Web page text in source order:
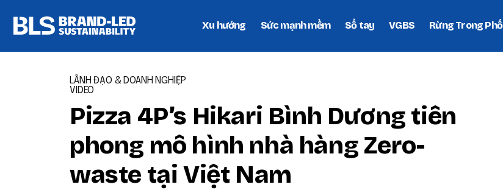
Xu hướng Sức mạnh mềm Sổ tay VGBS Rừng Trong Phố
LÃNH ĐẠO & DOANH NGHIỆP
VIDEO
Pizza 4P’s Hikari Bình Dương tiên
phong mô hình nhà hàng Zero-
waste tại Việt Nam